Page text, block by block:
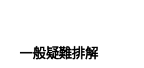
一般疑難排解